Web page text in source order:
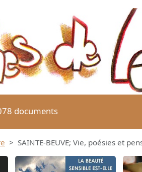
documents
SAINTE-BEUVE; Vie, poésies et